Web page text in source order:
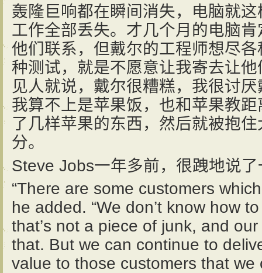
轰隆巨响都在瞬间消失，电脑就
工作全部丢失。才几个月的电脑
他们联系，但戴尔的工程师想尽
种测试，就是不愿意让我寄去让
见人就说，戴尔很糟糕，我很讨
我算不上是苹果饭，也和苹果教
了几样苹果的东西，然后就被抱
分。
Steve Jobs一年多前，很跩地说
“There are some customers
he added. “We don’t know how
that’s not a piece of junk, and
that. But we can continue to
value to those customers that we